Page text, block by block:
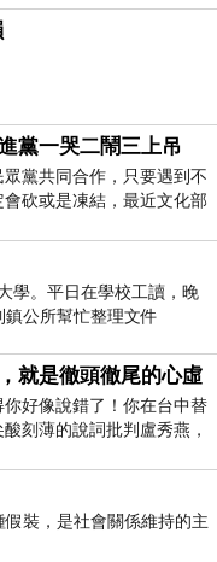
黨一哭二鬧三上吊
黨共同合作，只要遇到不
砍或是凍結，最近文化部
預算，在110年
學。平日在學校工讀，晚
鎮公所幫忙整理文件
就是徹頭徹尾的心虛
好像說錯了！你在台中替
刻薄的說詞批判盧秀燕，
邁，甚至還說盧
裝，是社會關係維持的主